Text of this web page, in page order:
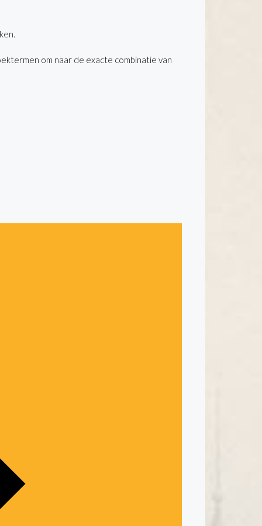
om naar de exacte combinatie van